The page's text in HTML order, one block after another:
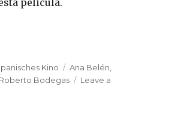
pelicula.
Kino Tags
Ana Belén
Roberto Bodegas
Leave a